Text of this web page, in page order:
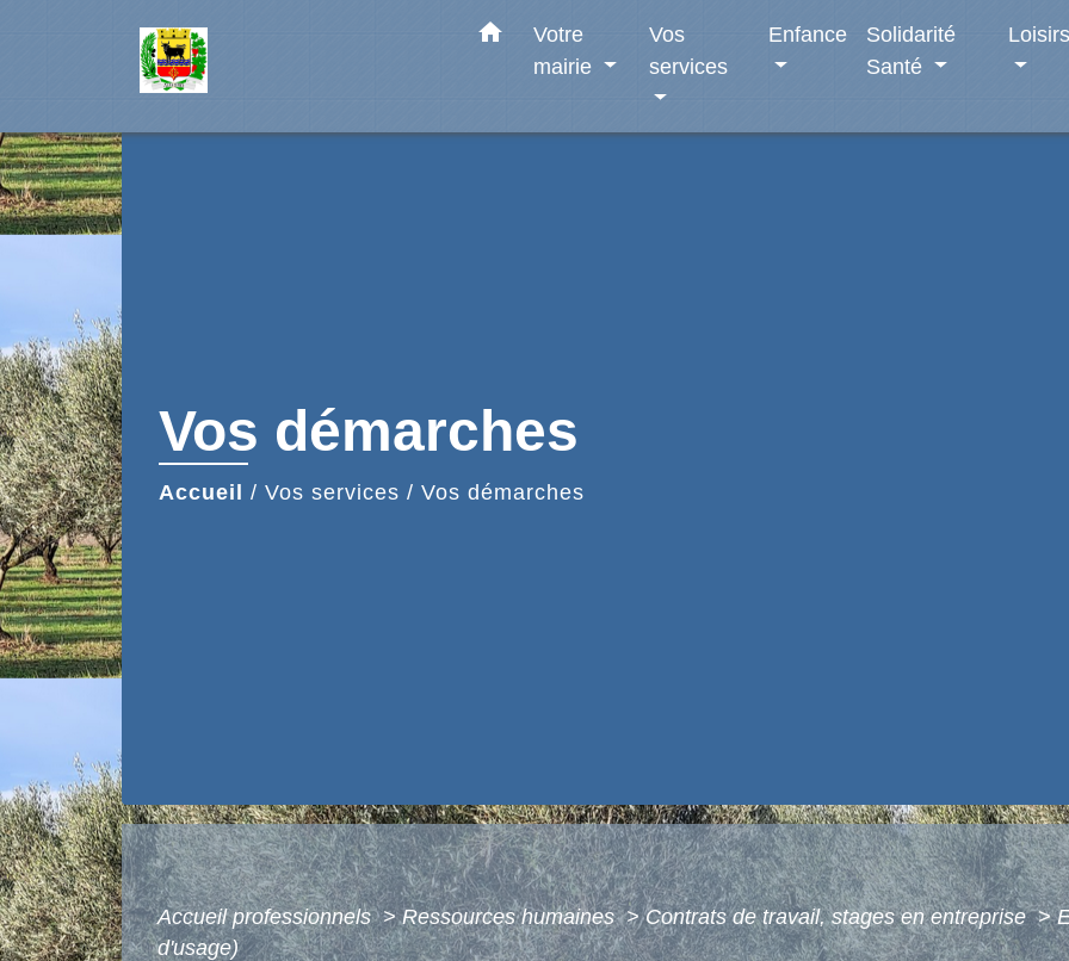
home
Votre
mairie
Vos
services
Enfance
Solidarité
Santé
Loisirs
Vos démarches
Accueil / Vos services / Vos démarches
Accueil professionnels> Ressources humaines> Contrats de travail, stages en entreprise>
d'usage)